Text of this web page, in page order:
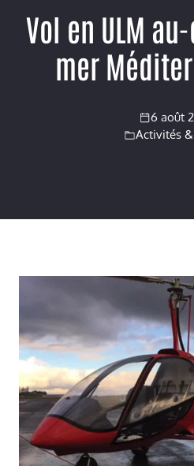
Vol en ULM
mer
6 août
Activités